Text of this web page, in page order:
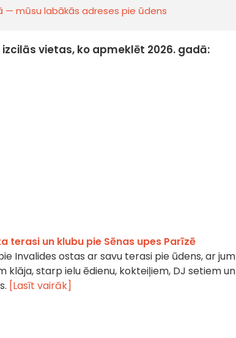
— mūsu labākās adreses pie ūdens
vietas, ko apmeklēt 2026. gadā:
terasi un klubu pie Sēnas upes Parīzē
Invalides ostas ar savu terasi pie ūdens, ar
klāja, starp ielu ēdienu, kokteiļiem, DJ setiem un
[Lasīt vairāk]